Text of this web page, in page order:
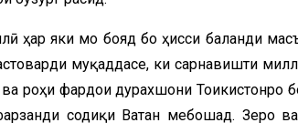
ҳар яки мо бояд бо ҳисси баланди
муқаддасе, ки сарнавишти
роҳи фардои дурахшони Тоҷикистонро
содиқи Ватан мебошад. Зеро